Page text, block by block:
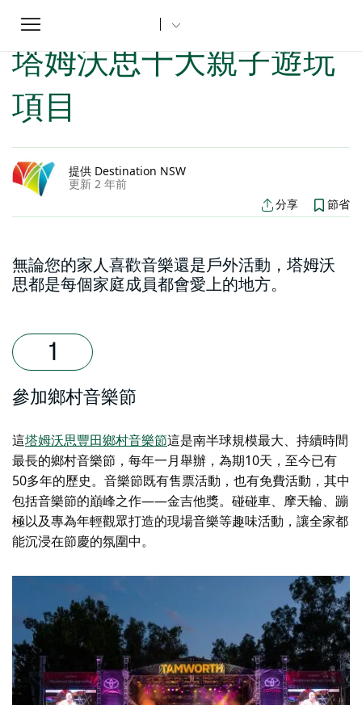
Toggle
navigation
家
塔姆沃思十大親子遊玩
項目
提供 Destination NSW
更新 2 年前
分享 節省
無論您的家人喜歡音樂還是戶外活動，塔姆沃
思都是每個家庭成員都會愛上的地方。
參加鄉村音樂節
這塔姆沃思豐田鄉村音樂節這是南半球規模最大、持續時間
最長的鄉村音樂節，每年一月舉辦，為期10天，至今已有
50多年的歷史。音樂節既有售票活動，也有免費活動，其中
包括音樂節的巔峰之作——金吉他獎。碰碰車、摩天輪、蹦
極以及專為年輕觀眾打造的現場音樂等趣味活動，讓全家都
能沉浸在節慶的氛圍中。